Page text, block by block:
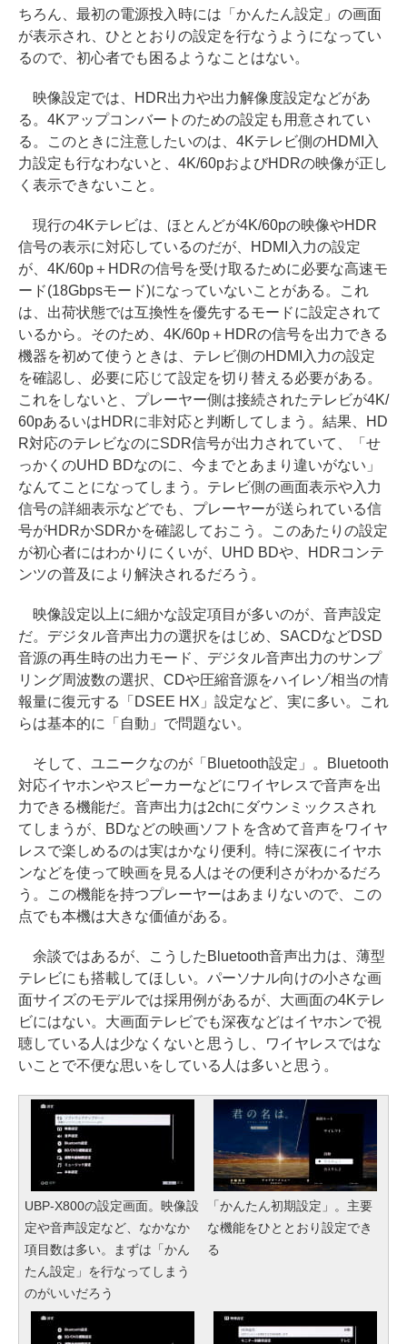
ちろん、最初の電源投入時には「かんたん設定」の画面
が表示され、ひととおりの設定を行なうようになってい
るので、初心者でも困るようなことはない。
映像設定では、HDR出力や出力解像度設定などがあ
る。4Kアップコンバートのための設定も用意されてい
る。このときに注意したいのは、4Kテレビ側のHDMI入
力設定も行なわないと、4K/60pおよびHDRの映像が正し
く表示できないこと。
現行の4Kテレビは、ほとんどが4K/60pの映像やHDR
信号の表示に対応しているのだが、HDMI入力の設定
が、4K/60p＋HDRの信号を受け取るために必要な高速モ
ード(18Gbpsモード)になっていないことがある。これ
は、出荷状態では互換性を優先するモードに設定されて
いるから。そのため、4K/60p＋HDRの信号を出力できる
機器を初めて使うときは、テレビ側のHDMI入力の設定
を確認し、必要に応じて設定を切り替える必要がある。
これをしないと、プレーヤー側は接続されたテレビが4K/
60pあるいはHDRに非対応と判断してしまう。結果、HD
R対応のテレビなのにSDR信号が出力されていて、「せ
っかくのUHD BDなのに、今までとあまり違いがない」
なんてことになってしまう。テレビ側の画面表示や入力
信号の詳細表示などでも、プレーヤーが送られている信
号がHDRかSDRかを確認しておこう。このあたりの設定
が初心者にはわかりにくいが、UHD BDや、HDRコンテ
ンツの普及により解決されるだろう。
映像設定以上に細かな設定項目が多いのが、音声設定
だ。デジタル音声出力の選択をはじめ、SACDなどDSD
音源の再生時の出力モード、デジタル音声出力のサンプ
リング周波数の選択、CDや圧縮音源をハイレゾ相当の情
報量に復元する「DSEE HX」設定など、実に多い。これ
らは基本的に「自動」で問題ない。
そして、ユニークなのが「Bluetooth設定」。Bluetooth
対応イヤホンやスピーカーなどにワイヤレスで音声を出
力できる機能だ。音声出力は2chにダウンミックスされ
てしまうが、BDなどの映画ソフトを含めて音声をワイヤ
レスで楽しめるのは実はかなり便利。特に深夜にイヤホ
ンなどを使って映画を見る人はその便利さがわかるだろ
う。この機能を持つプレーヤーはあまりないので、この
点でも本機は大きな価値がある。
余談ではあるが、こうしたBluetooth音声出力は、薄型
テレビにも搭載してほしい。パーソナル向けの小さな画
面サイズのモデルでは採用例があるが、大画面の4Kテレ
ビにはない。大画面テレビでも深夜などはイヤホンで視
聴している人は少なくないと思うし、ワイヤレスではな
いことで不便な思いをしている人は多いと思う。
UBP-X800の設定画面。映像設
定や音声設定など、なかなか
項目数は多い。まずは「かん
たん設定」を行なってしまう
のがいいだろう
「かんたん初期設定」。主要
な機能をひととおり設定でき
る